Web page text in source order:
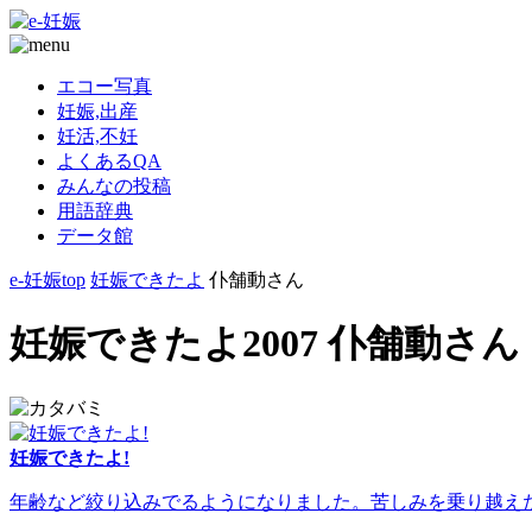
エコー写真
妊娠,出産
妊活,不妊
よくあるQA
みんなの投稿
用語辞典
データ館
e-妊娠top 妊娠できたよ 仆舗動さん
妊娠できたよ2007 仆舗動さん
妊娠できたよ!
年齢など絞り込みでるようになりました。苦しみを乗り越え